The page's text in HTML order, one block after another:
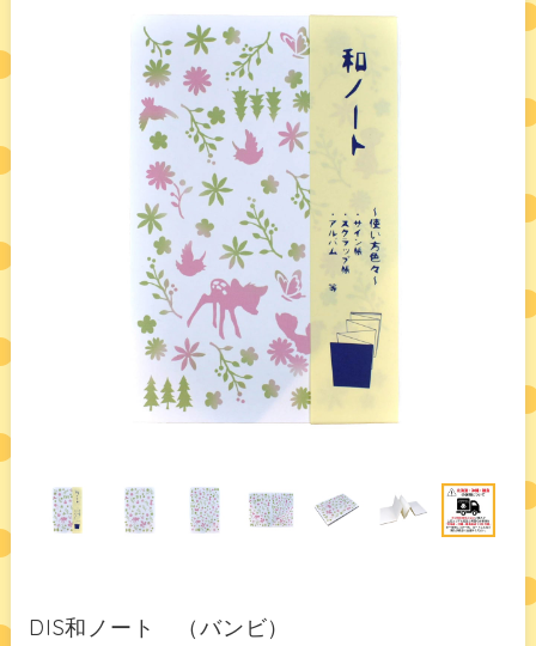
DIS和ノート （バンビ）